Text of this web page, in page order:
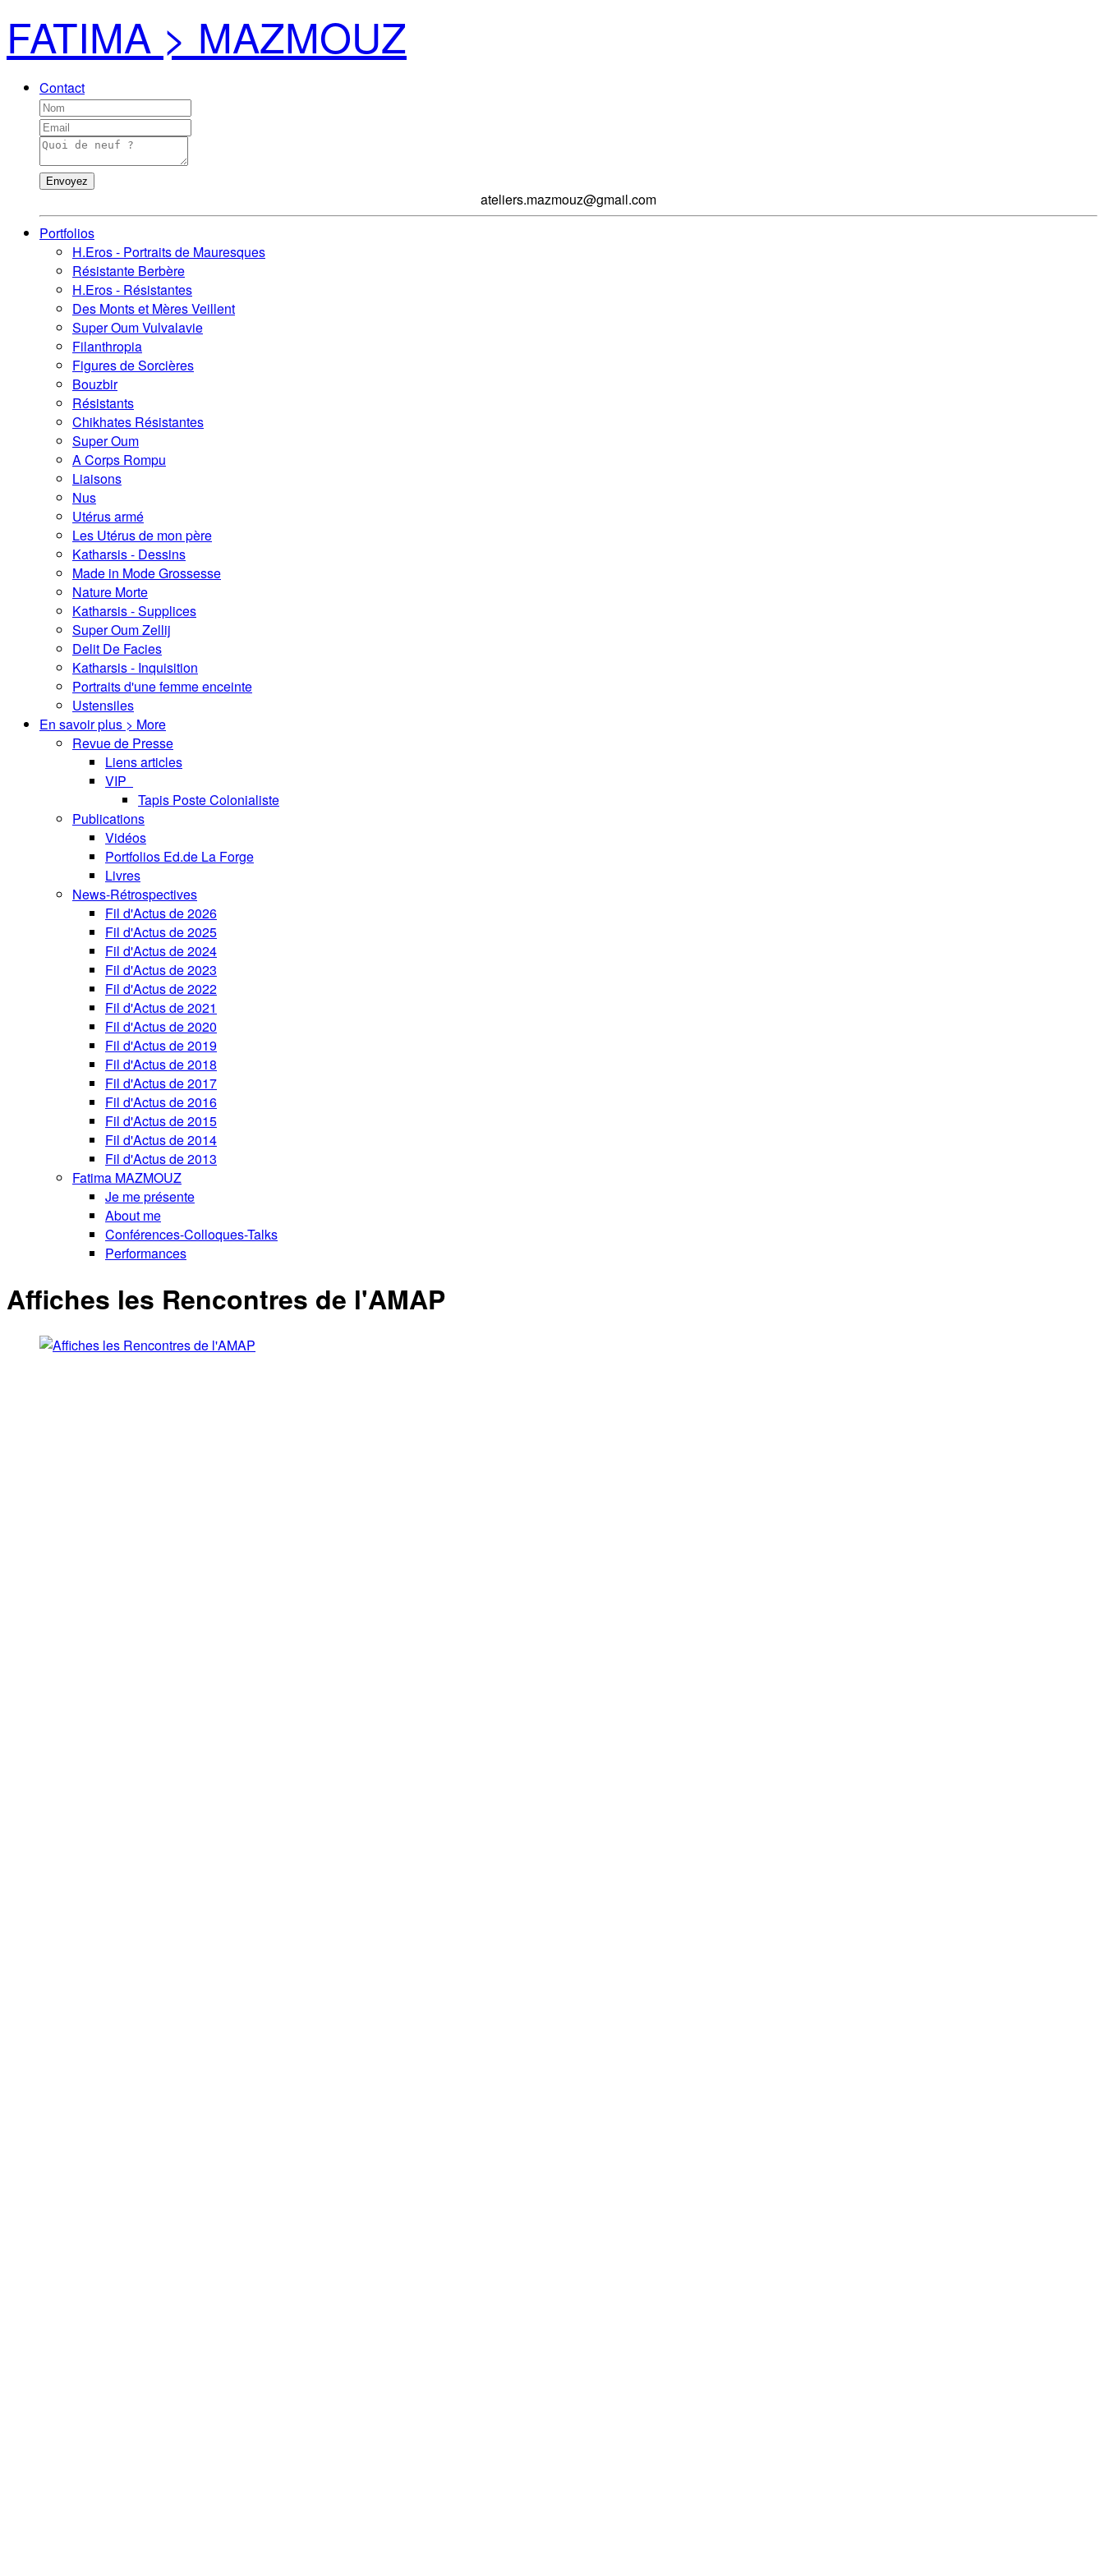
FATIMA > MAZMOUZ
Contact
Envoyez
ateliers.mazmouz@gmail.com
Portfolios
H.Eros - Portraits de Mauresques
Résistante Berbère
H.Eros - Résistantes
Des Monts et Mères Veillent
Super Oum Vulvalavie
Filanthropia
Figures de Sorcières
Bouzbir
Résistants
Chikhates Résistantes
Super Oum
A Corps Rompu
Liaisons
Nus
Utérus armé
Les Utérus de mon père
Katharsis - Dessins
Made in Mode Grossesse
Nature Morte
Katharsis - Supplices
Super Oum Zellij
Delit De Facies
Katharsis - Inquisition
Portraits d'une femme enceinte
Ustensiles
En savoir plus > More
Revue de Presse
Liens articles
VIP
Tapis Poste Colonialiste
Publications
Vidéos
Portfolios Ed.de La Forge
Livres
News-Rétrospectives
Fil d'Actus de 2026
Fil d'Actus de 2025
Fil d'Actus de 2024
Fil d'Actus de 2023
Fil d'Actus de 2022
Fil d'Actus de 2021
Fil d'Actus de 2020
Fil d'Actus de 2019
Fil d'Actus de 2018
Fil d'Actus de 2017
Fil d'Actus de 2016
Fil d'Actus de 2015
Fil d'Actus de 2014
Fil d'Actus de 2013
Fatima MAZMOUZ
Je me présente
About me
Conférences-Colloques-Talks
Performances
Affiches les Rencontres de l'AMAP